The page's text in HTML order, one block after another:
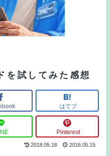
を試してみた感想
はてブ
Pinterest
2018.05.18 2016.05.15